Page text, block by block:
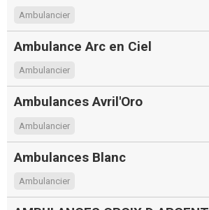
Ambulancier
Ambulance Arc en Ciel
Ambulancier
Ambulances Avril'Oro
Ambulancier
Ambulances Blanc
Ambulancier